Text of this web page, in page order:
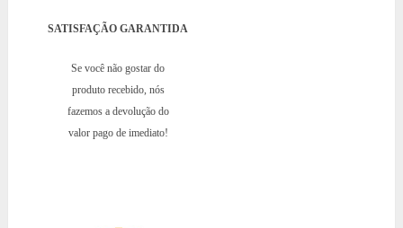
SATISFAÇÃO GARANTIDA
Se você não gostar do
produto recebido, nós
fazemos a devolução do
valor pago de imediato!